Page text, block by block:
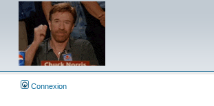
Connexion